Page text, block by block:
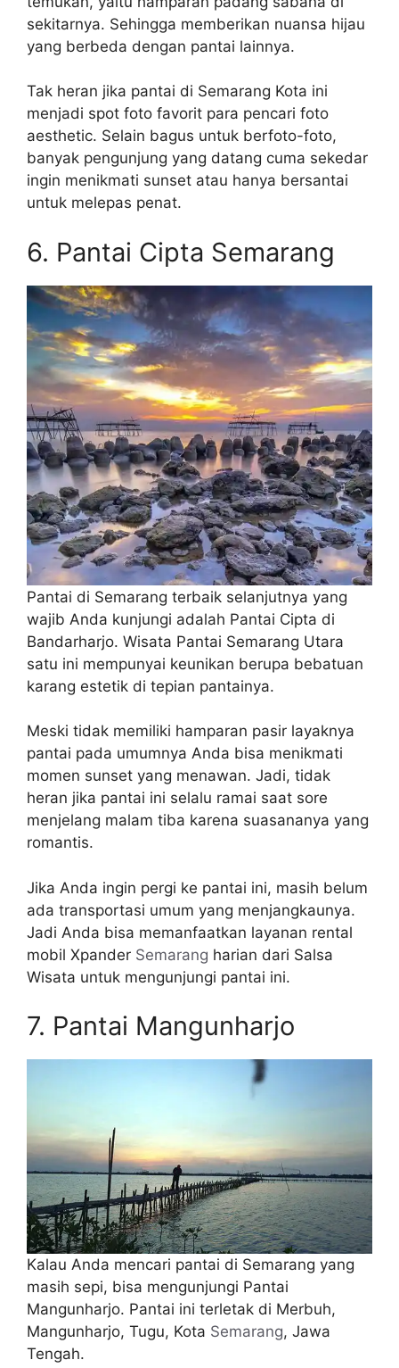
sekitarnya. Sehingga memberikan nuansa hijau
yang berbeda dengan pantai lainnya.
Tak heran jika pantai di Semarang Kota ini
menjadi spot foto favorit para pencari foto
aesthetic. Selain bagus untuk berfoto-foto,
banyak pengunjung yang datang cuma sekedar
ingin menikmati sunset atau hanya bersantai
untuk melepas penat.
6. Pantai Cipta Semarang
Pantai di Semarang terbaik selanjutnya yang
wajib Anda kunjungi adalah Pantai Cipta di
Bandarharjo. Wisata Pantai Semarang Utara
satu ini mempunyai keunikan berupa bebatuan
karang estetik di tepian pantainya.
Meski tidak memiliki hamparan pasir layaknya
pantai pada umumnya Anda bisa menikmati
momen sunset yang menawan. Jadi, tidak
heran jika pantai ini selalu ramai saat sore
menjelang malam tiba karena suasananya yang
romantis.
Jika Anda ingin pergi ke pantai ini, masih belum
ada transportasi umum yang menjangkaunya.
Jadi Anda bisa memanfaatkan layanan rental
mobil Xpander Semarang harian dari Salsa
Wisata untuk mengunjungi pantai ini.
7. Pantai Mangunharjo
Kalau Anda mencari pantai di Semarang yang
masih sepi, bisa mengunjungi Pantai
Mangunharjo. Pantai ini terletak di Merbuh,
Mangunharjo, Tugu, Kota Semarang, Jawa
Tengah.